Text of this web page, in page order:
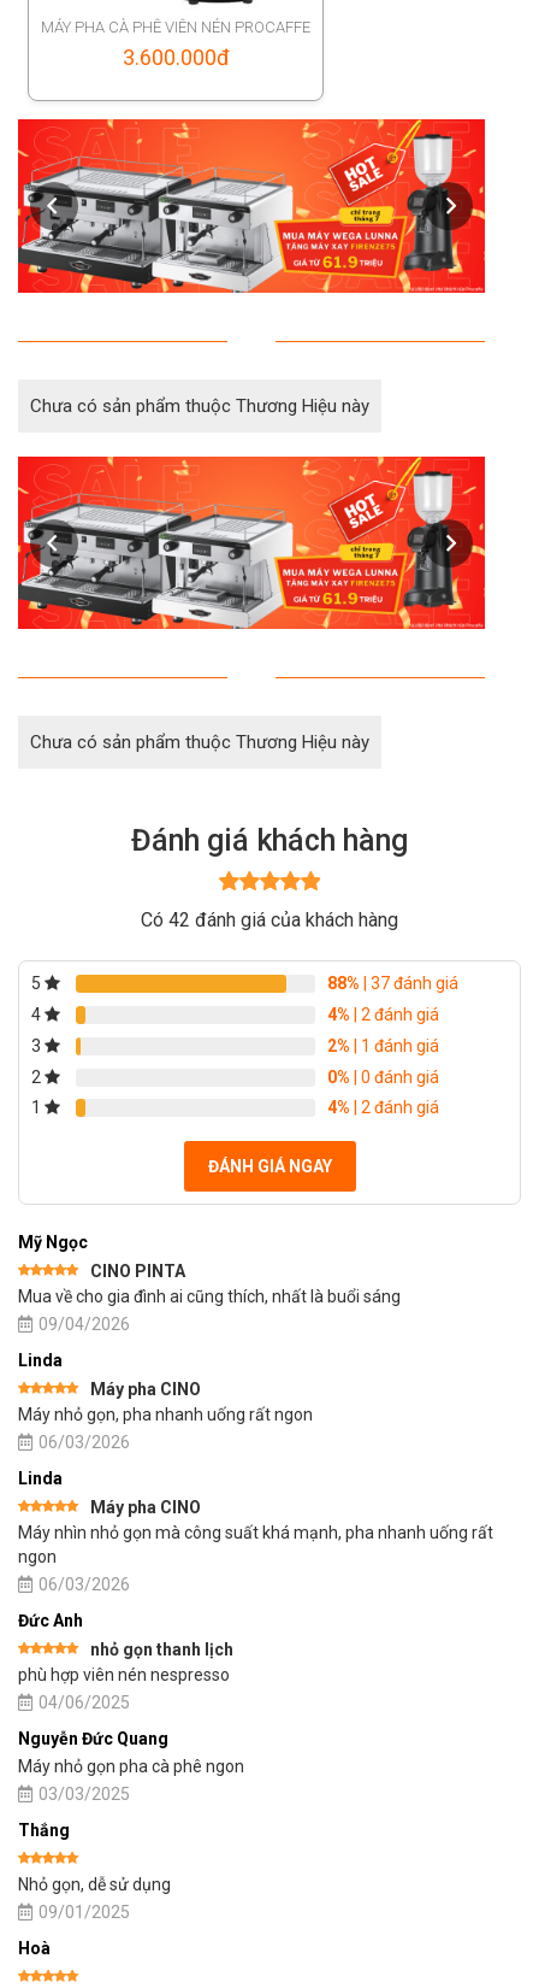
MÁY PHA CÀ PHÊ VIÊN NÉN PROCAFFE
3.600.000đ
Chưa có sản phẩm thuộc Thương Hiệu này
Chưa có sản phẩm thuộc Thương Hiệu này
Đánh giá khách hàng
Được xếp
hạng
sao
Có 42 đánh giá của khách hàng
5 88% | 37 đánh giá
4
4% | 2 đánh giá
3
2% | 1 đánh giá
2
0% | 0 đánh giá
1
4% | 2 đánh giá
ĐÁNH GIÁ NGAY
Mỹ Ngọc
Được xếp
hạng5 5
sao
CINO PINTA
Mua về cho gia đình ai cũng thích, nhất là buổi sáng
09/04/2026
Linda
Được xếp
hạng 5 5
sao
Máy pha CINO
Máy nhỏ gọn, pha nhanh uống rất ngon
06/03/2026
Linda
Được xếp
hạng 5 5
sao
Máy pha CINO
Máy nhìn nhỏ gọn mà công suất khá mạnh, pha nhanh uống rất
ngon
06/03/2026
Đức Anh
Được xếp
hạng 5 5
sao
nhỏ gọn thanh lịch
phù hợp viên nén nespresso
04/06/2025
Nguyễn Đức Quang
Máy nhỏ gọn pha cà phê ngon
03/03/2025
Thắng
Được xếp
hạng 55
sao
Nhỏ gọn, dễ sử dụng
09/01/2025
Hoà